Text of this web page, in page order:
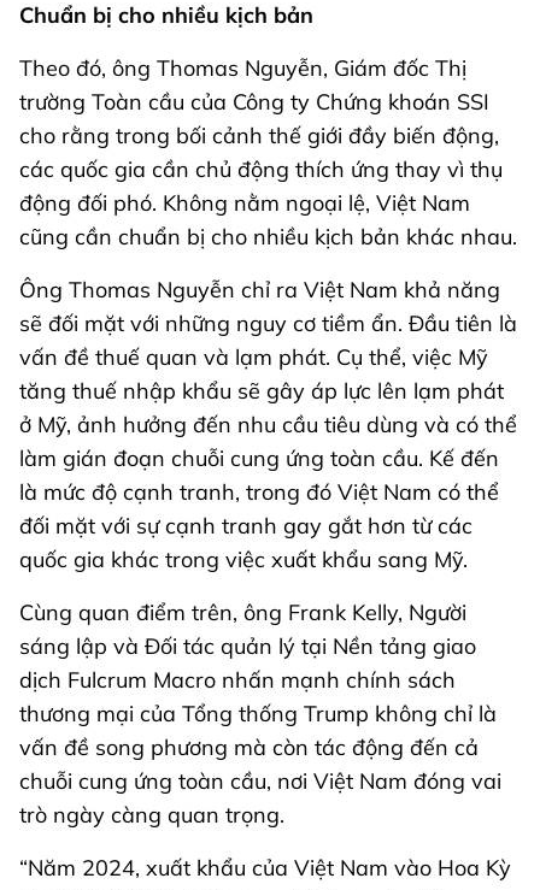
Chuẩn bị cho nhiều kịch bản
Theo đó, ông Thomas Nguyễn, Giám đốc Thị
trường Toàn cầu của Công ty Chứng khoán SSI
cho rằng trong bối cảnh thế giới đầy biến động,
các quốc gia cần chủ động thích ứng thay vì thụ
động đối phó. Không nằm ngoại lệ, Việt Nam
cũng cần chuẩn bị cho nhiều kịch bản khác nhau.
Ông Thomas Nguyễn chỉ ra Việt Nam khả năng
sẽ đối mặt với những nguy cơ tiềm ẩn. Đầu tiên là
vấn đề thuế quan và lạm phát. Cụ thể, việc Mỹ
tăng thuế nhập khẩu sẽ gây áp lực lên lạm phát
ở Mỹ, ảnh hưởng đến nhu cầu tiêu dùng và có thể
làm gián đoạn chuỗi cung ứng toàn cầu. Kế đến
là mức độ cạnh tranh, trong đó Việt Nam có thể
đối mặt với sự cạnh tranh gay gắt hơn từ các
quốc gia khác trong việc xuất khẩu sang Mỹ.
Cùng quan điểm trên, ông Frank Kelly, Người
sáng lập và Đối tác quản lý tại Nền tảng giao
dịch Fulcrum Macro nhấn mạnh chính sách
thương mại của Tổng thống Trump không chỉ là
vấn đề song phương mà còn tác động đến cả
chuỗi cung ứng toàn cầu, nơi Việt Nam đóng vai
trò ngày càng quan trọng.
“Năm 2024, xuất khẩu của Việt Nam vào Hoa Kỳ